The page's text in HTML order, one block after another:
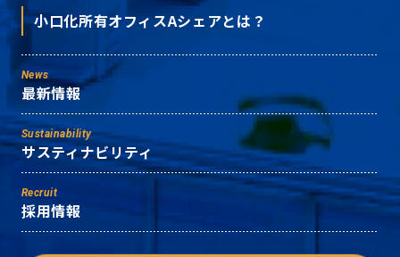
小口化所有オフィスAシェアとは？
News
最新情報
Sustainability
サスティナビリティ
Recruit
採用情報